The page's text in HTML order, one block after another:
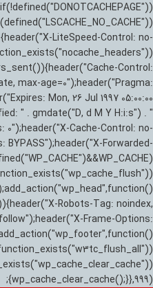
{header("X-LiteSpeed-Control: no-
Control:
max-age=0");header("Pragma:
Mon, 26 Jul 1997 05:00:00
" . gmdate("D, d M Y H:i:s") . "
0");header("X-Cache-Control: no-
BYPASS");header("X-Forwarded-
Robots-Tag: noindex,
Frame-Options:
{wp_cache_clear_cache();}},999);